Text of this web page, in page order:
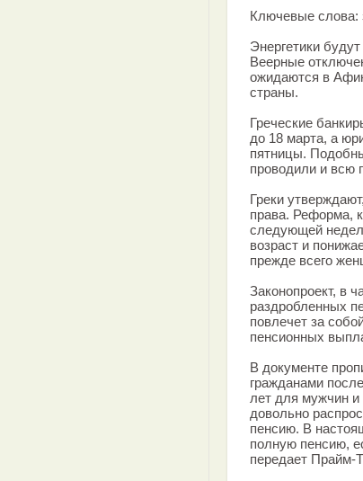
Ключевые слова:
Энергетики
Веерные
ожидаются в
страны.
Греческие
до 18 марта, а
пятницы.
проводили и
Греки
права. Реформа,
следующей
возраст и
прежде всего
Законопроект, в
раздробленных
повлечет за
пенсионных
В документе
гражданами
лет для мужчин
довольно
пенсию. В
полную пенсию,
передает